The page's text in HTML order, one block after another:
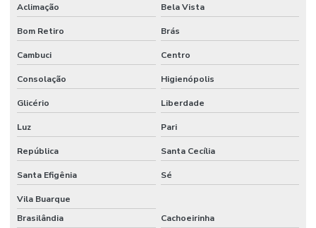
Etiquetas Adesivas Em Rolos De Diversas Medidas
Etiquetas Adesivas Para Caixas
Etiquetas Adesivas Para Embalagens
Etiquetas Adesivas Para Impressora
Etiquetas Adesivas Para Móveis
Etiquetas Adesivas Para Móveis Minas Gerais
Etiquetas Adesivas Personalizadas
Aclimação Bela Vista
Bom Retiro Brás
Cambuci Centro
Consolação Higienópolis
Glicério Liberdade
Luz Pari
República Santa Cecília
Santa Efigênia Sé
Vila Buarque
Brasilândia
Cachoeirinha